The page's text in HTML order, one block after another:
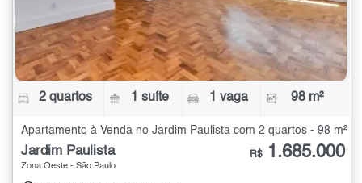
2 quartos 1 suíte 1 vaga 98 m²
Apartamento à Venda no Jardim Paulista com 2 quartos - 98 m²
Jardim Paulista
Zona Oeste - São Paulo
R$ 1.685.000